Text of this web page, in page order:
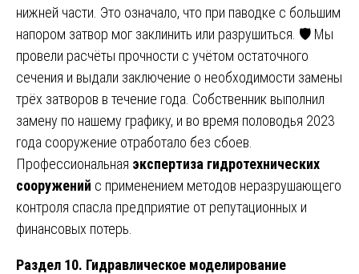
нижней части. Это означало, что при паводке с большим
напором затвор мог заклинить или разрушиться. 🛡️ Мы
провели расчёты прочности с учётом остаточного
сечения и выдали заключение о необходимости замены
трёх затворов в течение года. Собственник выполнил
замену по нашему графику, и во время половодья 2023
года сооружение отработало без сбоев.
Профессиональная экспертиза гидротехнических
сооружений с применением методов неразрушающего
контроля спасла предприятие от репутационных и
финансовых потерь.
Раздел 10. Гидравлическое моделирование